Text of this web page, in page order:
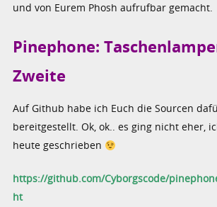
und von Eurem Phosh aufrufbar gemacht.
Pinephone:
Zweite
Auf Github habe ich Euch die Sourcen
bereitgestellt. Ok, ok.. es ging nicht eher,
heute geschrieben
https://github.com/Cyborgscode/
ht